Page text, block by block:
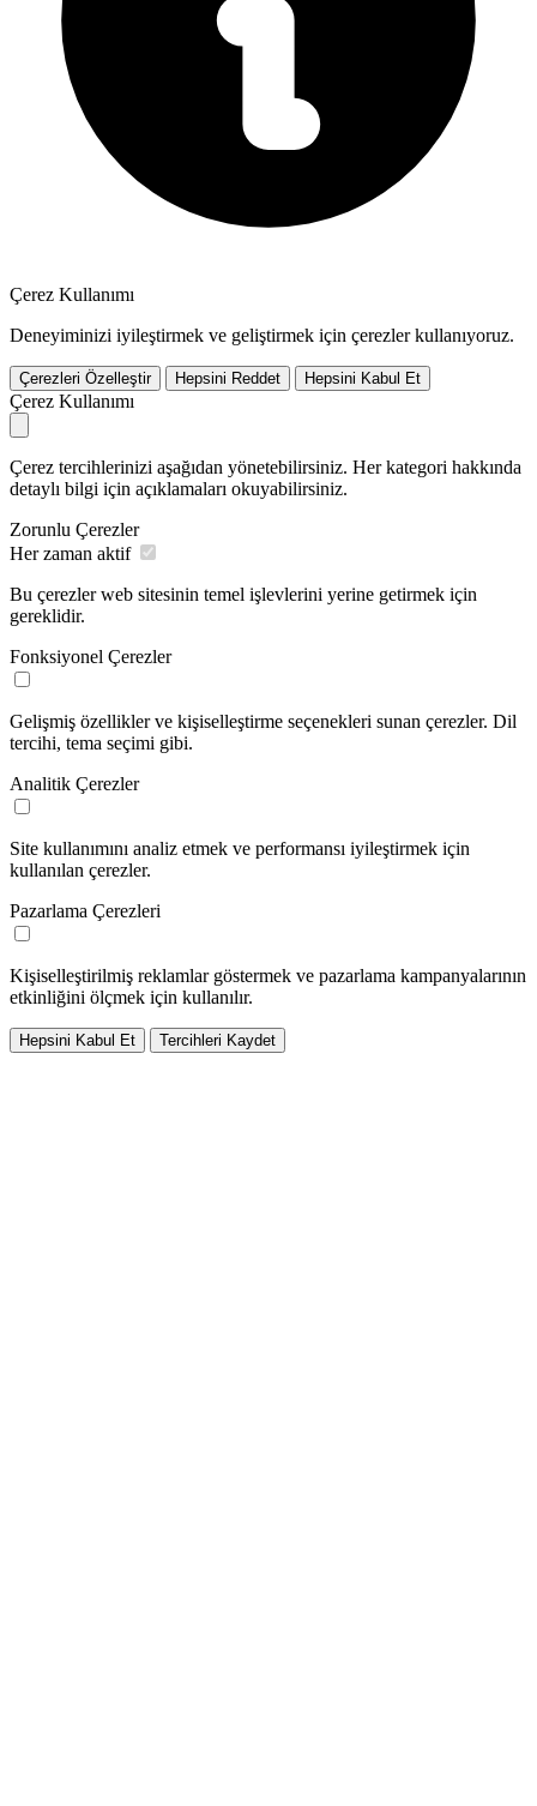
Çerez Kullanımı
Deneyiminizi iyileştirmek ve geliştirmek için çerezler kullanıyoruz.
Çerezleri Özelleştir Hepsini Reddet Hepsini Kabul Et
Çerez Kullanımı
Çerez tercihlerinizi aşağıdan yönetebilirsiniz. Her kategori hakkında
detaylı bilgi için açıklamaları okuyabilirsiniz.
Zorunlu Çerezler
Her zaman aktif
Bu çerezler web sitesinin temel işlevlerini yerine getirmek için
gereklidir.
Fonksiyonel Çerezler
Gelişmiş özellikler ve kişiselleştirme seçenekleri sunan çerezler. Dil
tercihi, tema seçimi gibi.
Analitik Çerezler
Site kullanımını analiz etmek ve performansı iyileştirmek için
kullanılan çerezler.
Pazarlama Çerezleri
Kişiselleştirilmiş reklamlar göstermek ve pazarlama kampanyalarının
etkinliğini ölçmek için kullanılır.
Hepsini Kabul Et Tercihleri Kaydet